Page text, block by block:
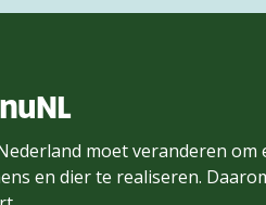
moet veranderen om
en dier te realiseren.